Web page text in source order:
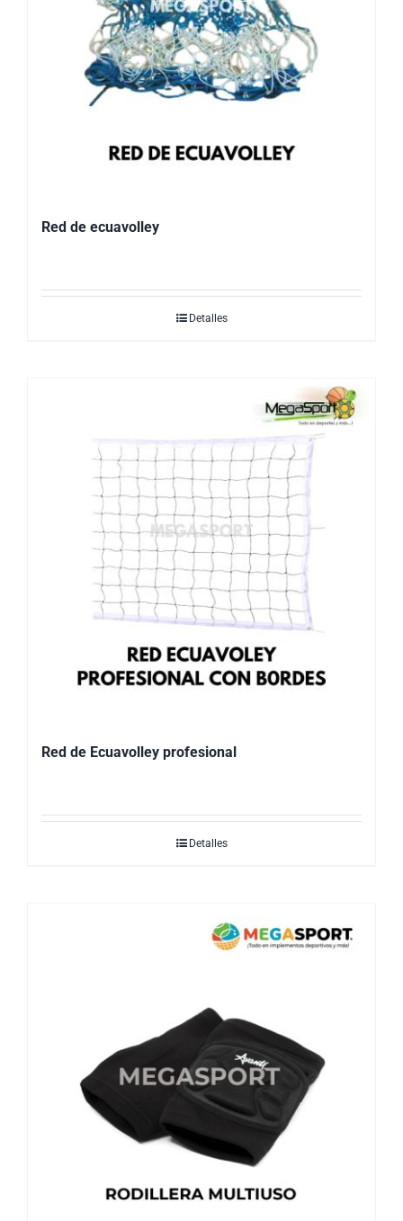
Red de ecuavolley
Detalles
Red de Ecuavolley profesional
Detalles